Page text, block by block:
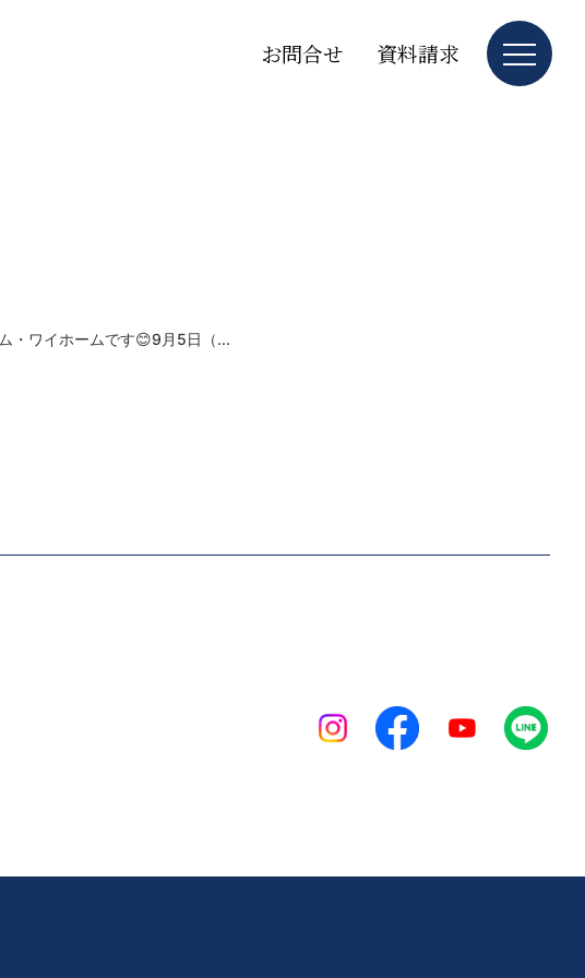
お問合せ 資料請求
・ワイホームです😊9月5日（...